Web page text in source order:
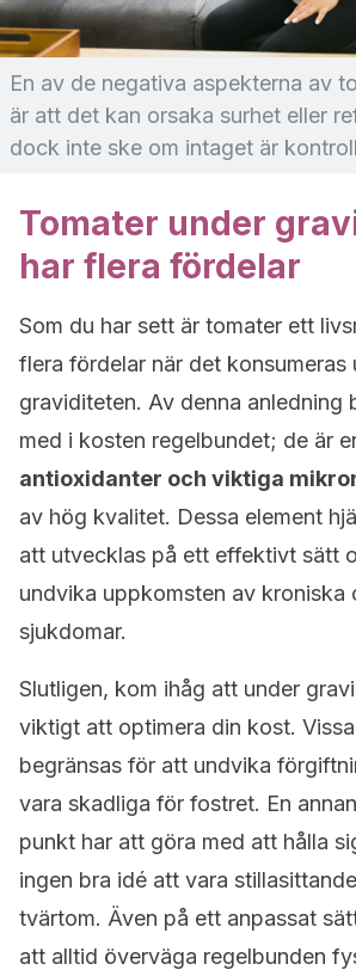
En av de negativa aspekterna av
är att det kan orsaka surhet eller
dock inte ske om intaget är
Tomater under
har flera fördelar
Som du har sett är tomater ett
flera fördelar när det konsumeras
graviditeten. Av denna anledning
med i kosten regelbundet; de är
antioxidanter och viktiga
av hög kvalitet. Dessa element
att utvecklas på ett effektivt sätt
undvika uppkomsten av kroniska
sjukdomar.
Slutligen, kom ihåg att under
viktigt att optimera din kost.
begränsas för att undvika
vara skadliga för fostret. En
punkt har att göra med att hålla
ingen bra idé att vara
tvärtom. Även på ett anpassat
att alltid överväga regelbunden